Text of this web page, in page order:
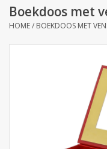
Linten & decoratie
Boekdoos met
HOME/ BOEKDOOS MET